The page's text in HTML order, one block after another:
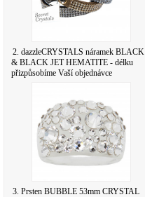
2. dazzleCRYSTALS náramek BLACK
& BLACK JET HEMATITE - délku
přizpůsobíme Vaší objednávce
3. Prsten BUBBLE 53mm CRYSTAL